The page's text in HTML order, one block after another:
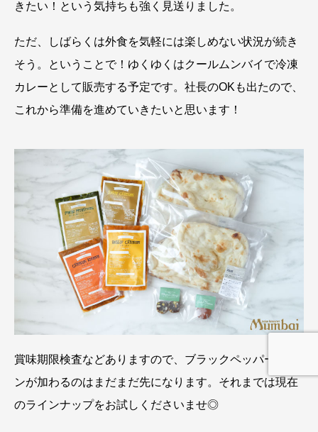
きたい！という気持ちも強く見送りました。
ただ、しばらくは外食を気軽には楽しめない状況が続き
そう。ということで！ゆくゆくはクールムンバイで冷凍
カレーとして販売する予定です。社長のOKも出たので、
これから準備を進めていきたいと思います！
賞味期限検査などありますので、ブラックペッパーチキ
ンが加わるのはまだまだ先になります。それまでは現在
のラインナップをお試しくださいませ◎